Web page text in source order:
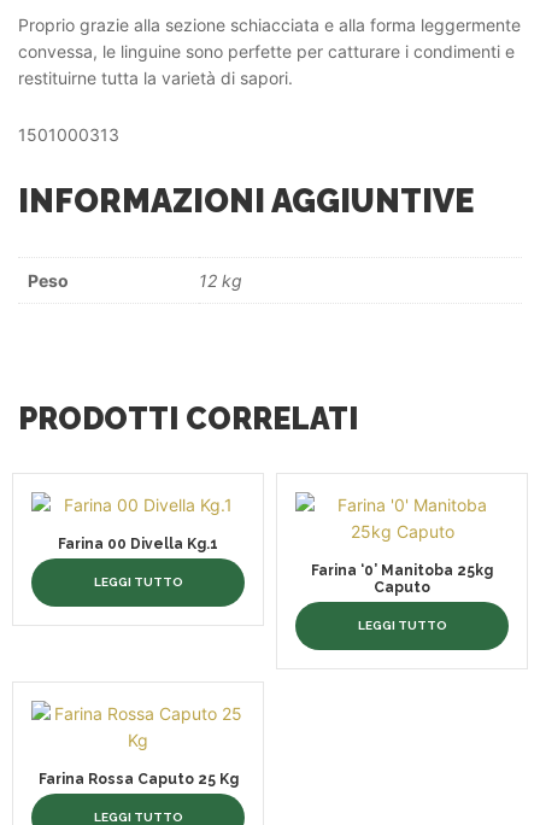
Proprio grazie alla sezione schiacciata e alla forma leggermente
convessa, le linguine sono perfette per catturare i condimenti e
restituirne tutta la varietà di sapori.
1501000313
INFORMAZIONI AGGIUNTIVE
Peso 12 kg
PRODOTTI CORRELATI
Farina 00 Divella Kg.1
LEGGI TUTTO
Farina ‘0’ Manitoba 25kg
Caputo
LEGGI TUTTO
Farina Rossa Caputo 25 Kg
LEGGI TUTTO